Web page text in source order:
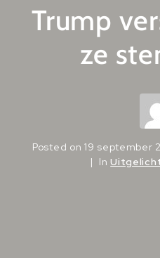
Trump
ze
Posted on19 september
In